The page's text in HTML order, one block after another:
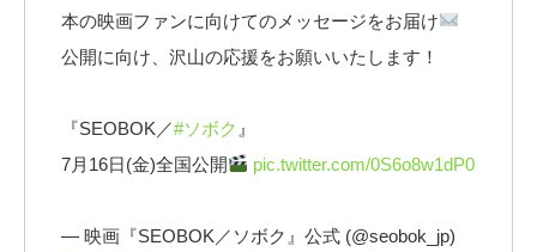
本の映画ファンに向けてのメッセージをお届け
公開に向け、沢山の応援をお願いいたします！
『SEOBOK／#ソボク 』
7月16日(金)全国公開
pic.twitter.com/0S6o8w1dP0
— 映画『SEOBOK／ソボク』公式 (@seobok_jp)